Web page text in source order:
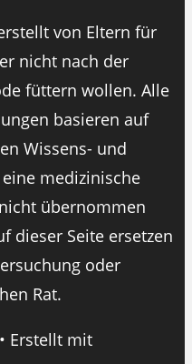
von Eltern für
nicht nach der
füttern wollen. Alle
basieren auf
Wissens- und
medizinische
übernommen
dieser Seite ersetzen
oder
Rat.
• Erstellt mit